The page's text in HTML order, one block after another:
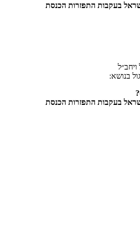
בעקבות התפזרות הכנסת
בנושא:
בעקבות התפזרות הכנסת